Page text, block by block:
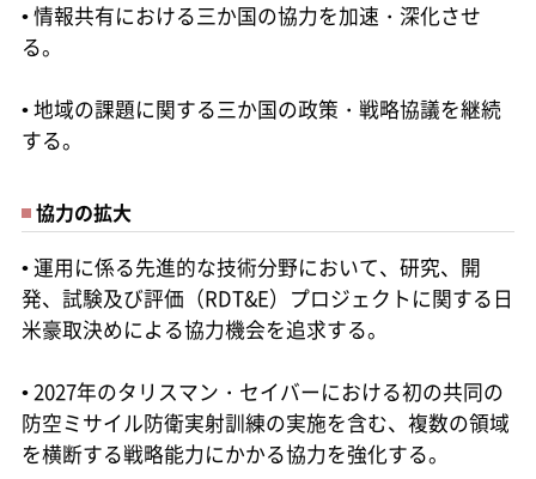
• 情報共有における三か国の協力を加速・深化させ
る。
• 地域の課題に関する三か国の政策・戦略協議を継続
する。
協力の拡大
• 運用に係る先進的な技術分野において、研究、開
発、試験及び評価（RDT&E）プロジェクトに関する日
米豪取決めによる協力機会を追求する。
• 2027年のタリスマン・セイバーにおける初の共同の
防空ミサイル防衛実射訓練の実施を含む、複数の領域
を横断する戦略能力にかかる協力を強化する。